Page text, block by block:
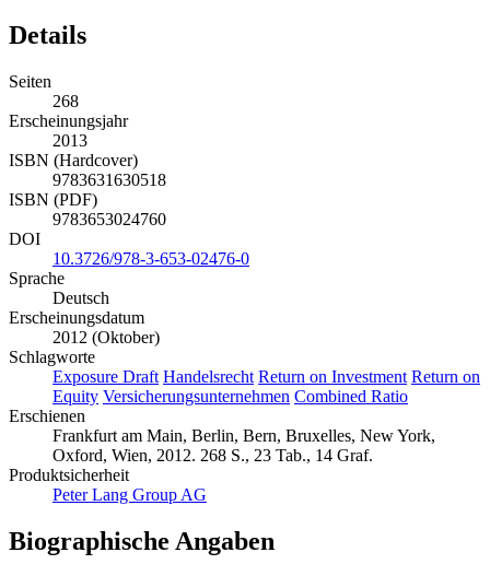
268
Erscheinungsjahr
2013
ISBN (Hardcover)
9783631630518
ISBN (PDF)
10.3726/978-3-653-02476-0
Sprache
Deutsch
Erscheinungsdatum
2012 (Oktober)
Schlagworte
Exposure Draft Handelsrecht Return on Investment
Equity
Erschienen
Frankfurt am Main, Berlin, Bern, Bruxelles, New York,
Oxford, Wien, 2012. 268 S., 23 Tab., 14 Graf.
Produktsicherheit
Biographische Angaben